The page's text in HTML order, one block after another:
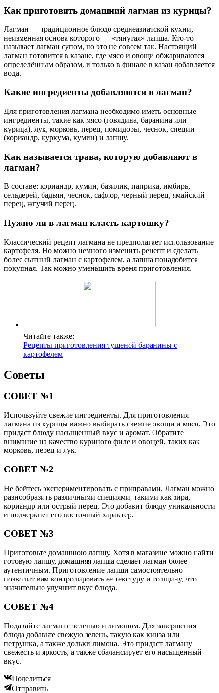
Как приготовить домашний лагман из курицы?
Лагман — традиционное блюдо среднеазиатской кухни,
неизменная основа которого — «тянутая» лапша. Кто-то
называет лагман супом, но это не совсем так. Настоящий
лагман готовится в казане, где мясо и овощи обжариваются
определённым образом, и только в финале в казан добавляется
вода.
Какие ингредиенты добавляются в лагман?
Для приготовления лагмана необходимо иметь основные
ингредиенты, такие как мясо (говядина, баранина или
курица), лук, морковь, перец, помидоры, чеснок, специи
(кориандр, куркума, кумин) и лапшу.
Как называется трава, которую добавляют в
лагман?
В составе: кориандр, кумин, базилик, паприка, имбирь,
сельдерей, бадьян, чеснок, сафлор, черный перец, ямайский
перец, жгучий перец.
Нужно ли в лагман класть картошку?
Классический рецепт лагмана не предполагает использование
картофеля. Но можно немного изменить рецепт и сделать
более сытный лагман с картофелем, а лапша понадобится
покупная. Так можно уменьшить время приготовления.
Читайте также:
Рецепты приготовления тушеной баранины с
картофелем
Советы
СОВЕТ №1
Используйте свежие ингредиенты. Для приготовления
лагмана из курицы важно выбирать свежие овощи и мясо. Это
придаст блюду насыщенный вкус и аромат. Обратите
внимание на качество куриного филе и овощей, таких как
морковь, перец и лук.
СОВЕТ №2
Не бойтесь экспериментировать с приправами. Лагман можно
разнообразить различными специями, такими как зира,
кориандр или острый перец. Это добавит блюду уникальности
и подчеркнет его восточный характер.
СОВЕТ №3
Приготовьте домашнюю лапшу. Хотя в магазине можно найти
готовую лапшу, домашняя лапша сделает лагман более
аутентичным. Приготовление лапши самостоятельно
позволит вам контролировать ее текстуру и толщину, что
значительно улучшит вкус блюда.
СОВЕТ №4
Подавайте лагман с зеленью и лимоном. Для завершения
блюда добавьте свежую зелень, такую как кинза или
петрушка, а также дольки лимона. Это придаст лагману
свежесть и яркость, а также сбалансирует его насыщенный
вкус.
Поделиться
Отправить